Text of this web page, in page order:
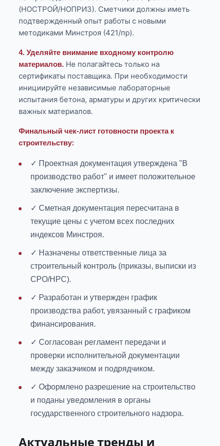
(НОСТРОЙ/НОПРИЗ). Сметчики должны иметь
подтвержденный опыт работы с новыми
методиками Минстроя (421/пр).
4. Уделяйте внимание входному контролю
материалов. Не полагайтесь только на
сертификаты поставщика. При необходимости
инициируйте независимые лабораторные
испытания бетона, арматуры и других критически
важных материалов.
Финальный чек-лист готовности проекта к
строительству:
✓ Проектная документация утверждена "В
производство работ" и имеет положительное
заключение экспертизы.
✓ Сметная документация пересчитана в
текущие цены с учетом всех последних
индексов Минстроя.
✓ Назначены ответственные лица за
строительный контроль (приказы, выписки из
СРО/НРС).
✓ Разработан и утвержден график
производства работ, увязанный с графиком
финансирования.
✓ Согласован регламент передачи и
проверки исполнительной документации
между заказчиком и подрядчиком.
✓ Оформлено разрешение на строительство
и поданы уведомления в органы
государственного строительного надзора.
Актуальные тренды и